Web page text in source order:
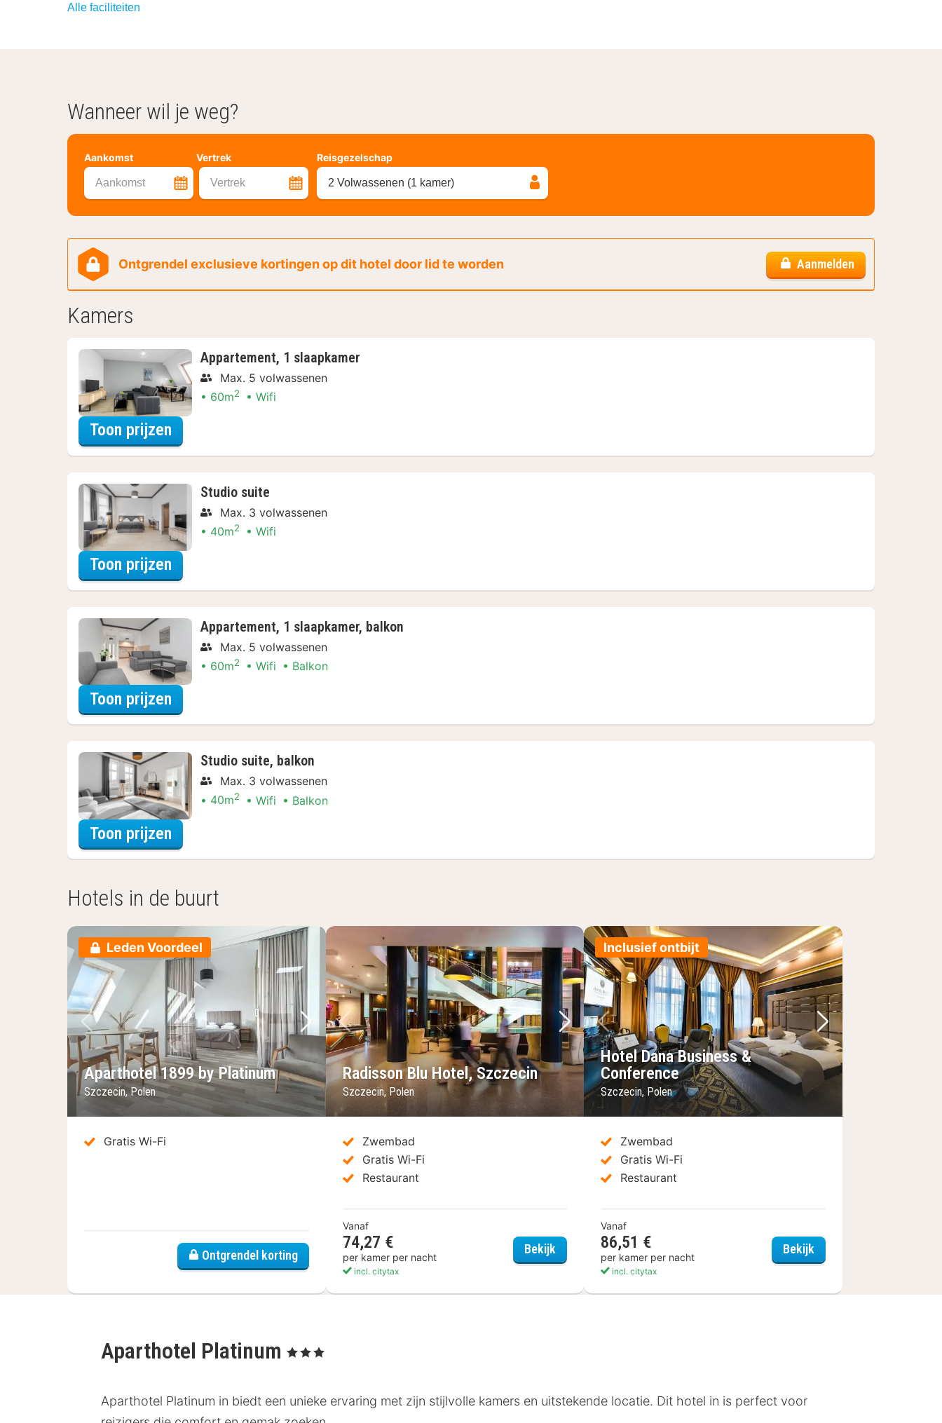
Alle faciliteiten
Wanneer wil je weg?
Aankomst Vertrek
Aankomst Vertrek
Reisgezelschap
2 Volwassenen (1 kamer)
Ontgrendel exclusieve kortingen op dit hotel door lid te worden Aanmelden
Kamers
Appartement, 1 slaapkamer
Max. 5 volwassenen
60m2 Wifi
Toon prijzen
Studio suite
Max. 3 volwassenen
40m2 Wifi
Toon prijzen
Appartement, 1 slaapkamer, balkon
Max. 5 volwassenen
60m2 Wifi Balkon
Toon prijzen
Studio suite, balkon
Max. 3 volwassenen
40m2 Wifi Balkon
Toon prijzen
Hotels in de buurt
Leden Voordeel
Vorige foto
Volgende foto
Aparthotel 1899 by Platinum
Szczecin, Polen
Gratis Wi-Fi
Ontgrendel korting
Vorige foto
Volgende foto
Radisson Blu Hotel, Szczecin
Szczecin, Polen
Zwembad
Gratis Wi-Fi
Restaurant
Vanaf
74,27 €
per kamer per nacht
incl. citytax
Bekijk Radisson Blu Hotel, Szczecin
Inclusief ontbijt
Vorige foto
Volgende foto
Hotel Dana Business &
Conference
Szczecin, Polen
Zwembad
Gratis Wi-Fi
Restaurant
Vanaf
86,51 €
per kamer per nacht
incl. citytax
BekijkHotel Dana Business &
Aparthotel Platinum , 3 Sterren
Aparthotel Platinum in biedt een unieke ervaring met zijn stijlvolle kamers en uitstekende locatie. Dit hotel in is perfect voor